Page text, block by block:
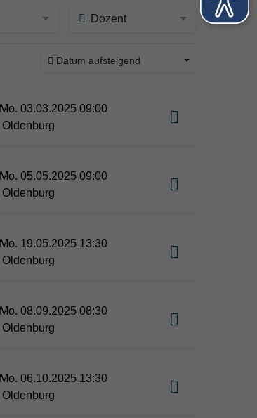
Dozent
Datum aufsteigend
Mo. 03.03.2025 09:00
Oldenburg
Mo. 05.05.2025 09:00
Oldenburg
Mo. 19.05.2025 13:30
Oldenburg
Mo. 08.09.2025 08:30
Oldenburg
Mo. 06.10.2025 13:30
Oldenburg